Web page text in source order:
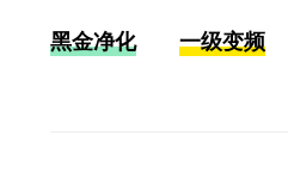
黑金净化 一级变频